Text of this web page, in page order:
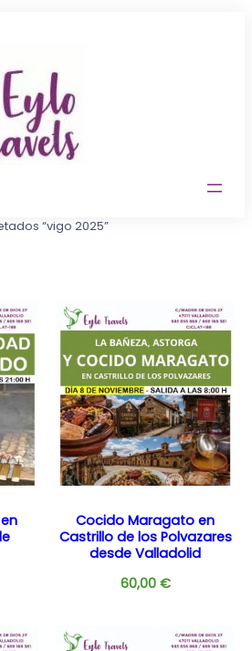
“vigo 2025”
Cocido Maragato en
Castrillo de los Polvazares
desde Valladolid
60,00 €